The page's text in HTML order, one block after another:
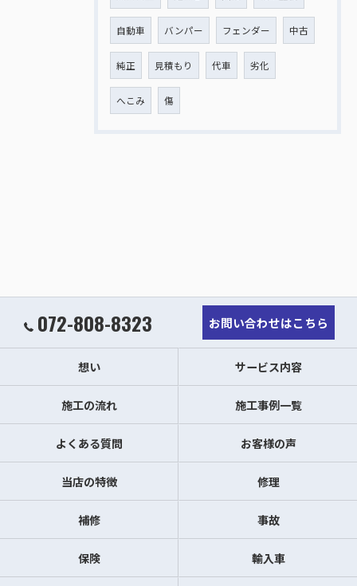
自動車 バンパー フェンダー 中古
純正 見積もり 代車 劣化
へこみ 傷
072-808-8323 お問い合わせはこちら
想い サービス内容
施工の流れ 施工事例一覧
よくある質問 お客様の声
当店の特徴 修理
補修 事故
保険 輸入車